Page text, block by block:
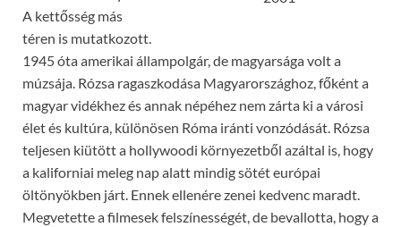
A kettősség más
téren is mutatkozott.
1945 óta amerikai állampolgár, de magyarsága volt a
múzsája. Rózsa ragaszkodása Magyarországhoz, főként a
magyar vidékhez és annak népéhez nem zárta ki a városi
élet és kultúra, különösen Róma iránti vonzódását. Rózsa
teljesen kiütött a hollywoodi környezetből azáltal is, hogy
a kaliforniai meleg nap alatt mindig sötét európai
öltönyökben járt. Ennek ellenére zenei kedvenc maradt.
Megvetette a filmesek felszínességét, de bevallotta, hogy a